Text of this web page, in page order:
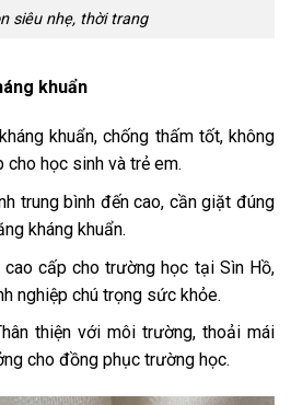
siêu nhẹ, thời trang
khuẩn
khuẩn, chống thấm tốt, không
cho học sinh và trẻ em.
trung bình đến cao, cần giặt đúng
kháng khuẩn.
cao cấp cho trường học tại Sìn Hồ,
nghiệp chú trọng sức khỏe.
thiện với môi trường, thoải mái
cho đồng phục trường học.